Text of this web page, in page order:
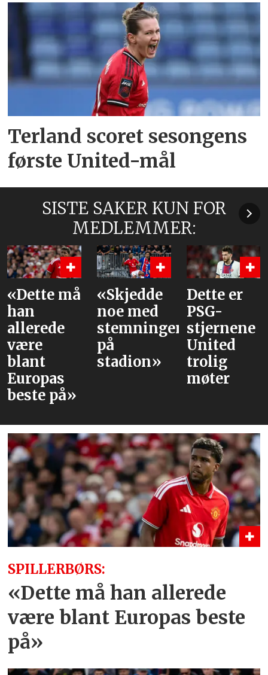
Terland scoret sesongens
første United-mål
SISTE SAKER KUN FOR
MEDLEMMER:
«Skjedde
noe med
stemningen
på
stadion»
Dette er
PSG-
stjernene
United
trolig
Våre
av laget
mot PSG
SPILLERBØRS:
«Dette må han allerede
være blant Europas beste
på»